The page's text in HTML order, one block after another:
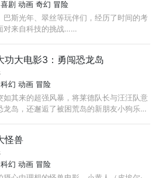
喜剧 动画 奇幻 冒险
巴斯光年、翠丝等玩伴们，经历了时间的考
对来自科技的挑战……
功大电影3：勇闯恐龙岛
科幻 动画 冒险
如其来的超强风暴，将莱德队长与汪汪队意
龙岛，还邂逅了被困荒岛的新朋友小狗乐
怪兽
科幻 动画 冒险